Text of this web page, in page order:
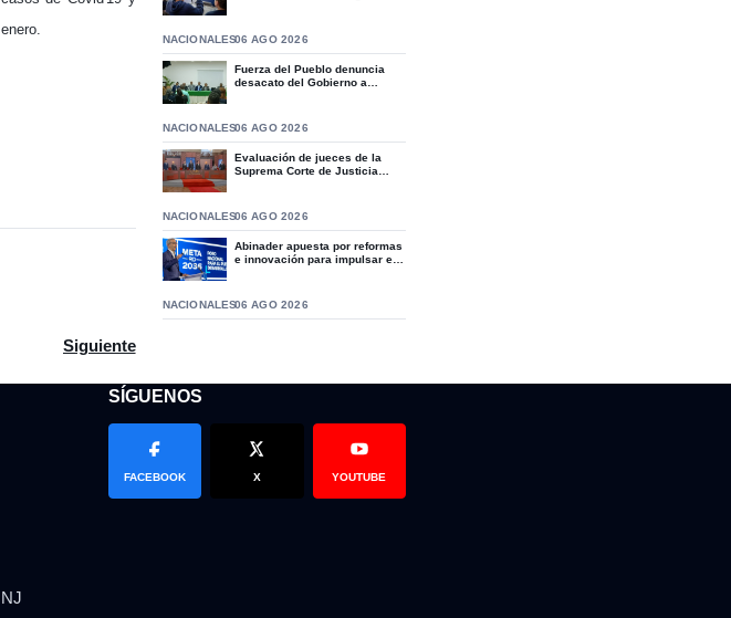
esclarecer el caso donde falleció el empresario de Villa Olga - Chelo
Artículo siguiente: Niña muere atropellada por su padre mientras daba reversa en
Siguiente
NACIONALES06 AGO 2026
Fuerza del Pueblo denuncia
desacato del Gobierno a
NACIONALES06 AGO 2026
Evaluación de jueces de la
Suprema Corte de Justicia
NACIONALES06 AGO 2026
Abinader apuesta por reformas
e innovación para impulsar el
NACIONALES06 AGO 2026
SÍGUENOS
FACEBOOK X YOUTUBE